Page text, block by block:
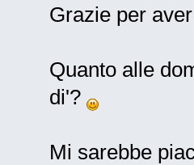
Grazie per
Quanto alle
di'?
Mi sarebbe